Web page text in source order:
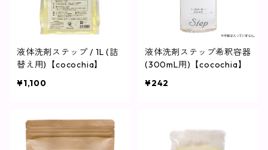
液体洗剤ステップ / 1L (詰
替え用)【cocochia】
¥1,100
液体洗剤ステップ希釈容器
(300mL用)【cocochia】
¥242